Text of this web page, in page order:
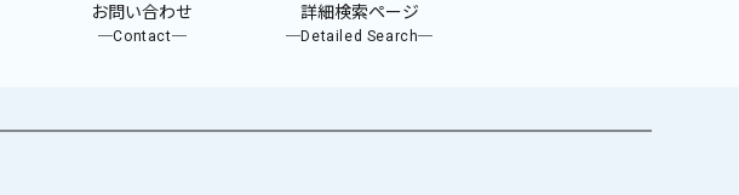
お問い合わせ
─Contact─
詳細検索ページ
─Detailed Search─